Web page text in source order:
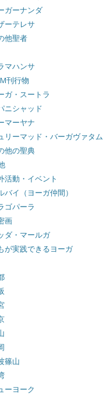
ガーナンダ
ーテレサ
他聖者
マハンサ
刊行物
ガ・スートラ
ニシャッド
マーヤナ
リーマッド・バーガヴァタム
他の聖典
活動・イベント
バイ（ヨーガ仲間）
ゴパーラ
画
ダ・マールガ
が実践できるヨーガ
篠山
ーヨーク